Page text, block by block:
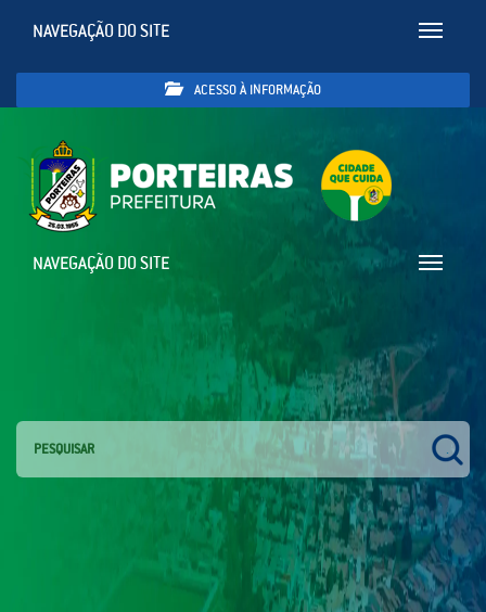
Toggle
NAVEGAÇÃO DO SITE
ACESSO À INFORMAÇÃO
Toggle
NAVEGAÇÃO DO SITE